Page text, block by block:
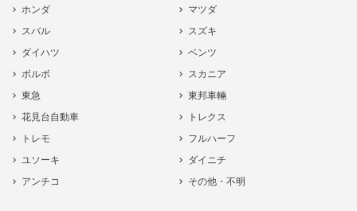
ホンダ
マツダ
スバル
スズキ
ダイハツ
ベンツ
ボルボ
スカニア
東急
東邦車輛
花見台自動車
トレクス
トレモ
フルハーフ
ユソーキ
ダイニチ
アンチコ
その他・不明